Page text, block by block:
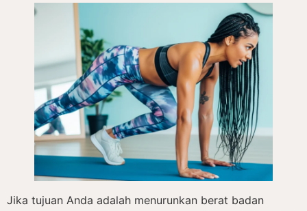
Jika tujuan Anda adalah menurunkan berat badan